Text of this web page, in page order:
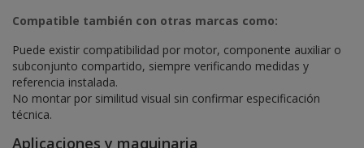
Compatible también con otras marcas como:
Puede existir compatibilidad por motor, componente auxiliar o
subconjunto compartido, siempre verificando medidas y
referencia instalada.
No montar por similitud visual sin confirmar especificación
técnica.
Aplicaciones y maquinaria